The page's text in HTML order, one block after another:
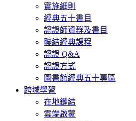
實施細則
經典五十書目
認證師資群及書目
聯結經典課程
認證 Q&A
認證方式
圖書館經典五十專區
跨域學習
在地鏈結
雲端啟蒙